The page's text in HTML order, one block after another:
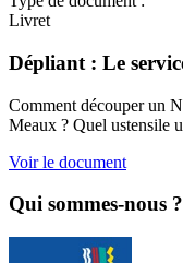
Livret
Dépliant : Le
Comment découper un
Meaux ? Quel ustensile
Voir le document
Qui sommes-nous ?